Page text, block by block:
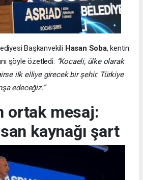
Başkanvekili Hasan Soba, kentin
şöyle özetledi: “Kocaeli, ülke olarak
ilk elliye girecek bir şehir. Türkiye
edeceğiz.”
ortak mesaj:
kaynağı şart